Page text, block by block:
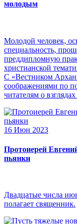
молодым
Молодой человек,
специальность,
преддипломную
христианской
С «Вестником
соображениями по
читателям о
16 Июн 2023
Протоиерей
пьянки
Двадцатые числа
полагает священник.